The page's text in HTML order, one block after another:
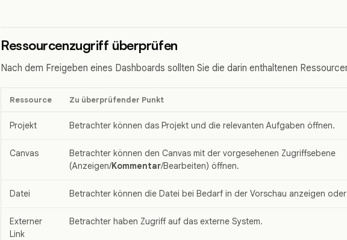
Ressourcenzugriff überprüfen
Nach dem Freigeben eines Dashboards sollten Sie die darin enthaltenen
Ressource Zu überprüfender Punkt
Projekt Betrachter können das Projekt und die relevanten Aufgaben öffnen.
Canvas
Betrachter können den Canvas mit der vorgesehenen Zugriffsebene
(Anzeigen/Kommentar/Bearbeiten) öffnen.
Datei Betrachter können die Datei bei Bedarf in der Vorschau anzeigen
Externer
Link
Betrachter haben Zugriff auf das externe System.